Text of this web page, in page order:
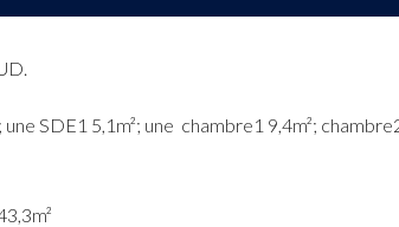
SDE1 5,1m²; une chambre1 9,4m²;